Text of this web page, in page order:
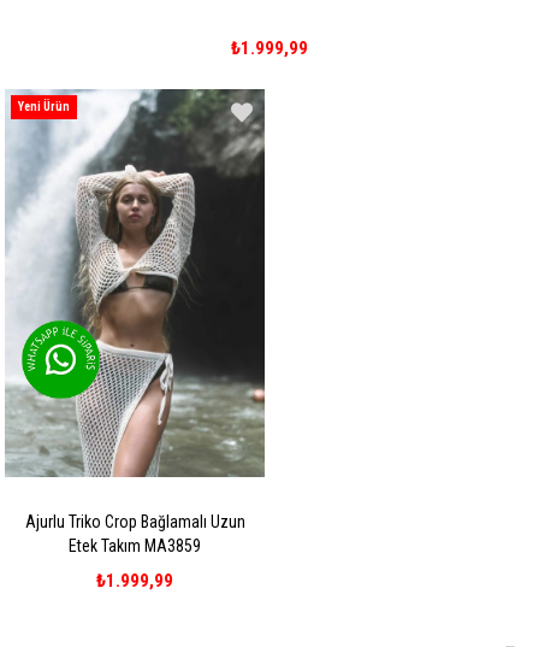
₺1.999,99
Ajurlu Triko Crop Bağlamalı Uzun
Etek Takım MA3859
₺1.999,99
Yeni Ürün